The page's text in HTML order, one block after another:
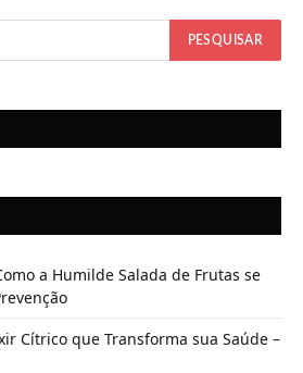
a Humilde Salada de Frutas se
Cítrico que Transforma sua Saúde –